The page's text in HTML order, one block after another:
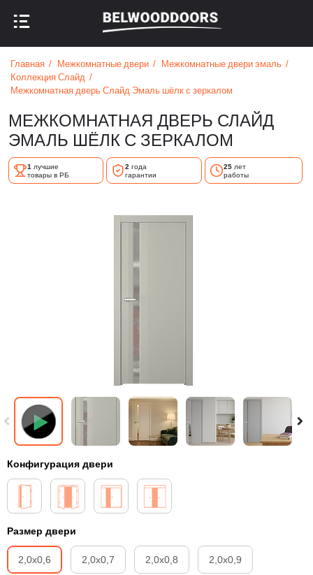
НАЗАД В МЕНЮ
НАЗАД В МЕНЮ
Главная Межкомнатные двери
Межкомнатные двери эмаль
Коллекция Слайд
Межкомнатная дверь Слайд Эмаль шёлк с зеркалом
МЕЖКОМНАТНАЯ ДВЕРЬ СЛАЙД
ЭМАЛЬ ШЁЛК С ЗЕРКАЛОМ
1 лучшие
товары в РБ
2 года
гарантии
25лет
работы
Конфигурация двери
Размер двери
2,0х0,6 2,0х0,7 2,0х0,8 2,0х0,9